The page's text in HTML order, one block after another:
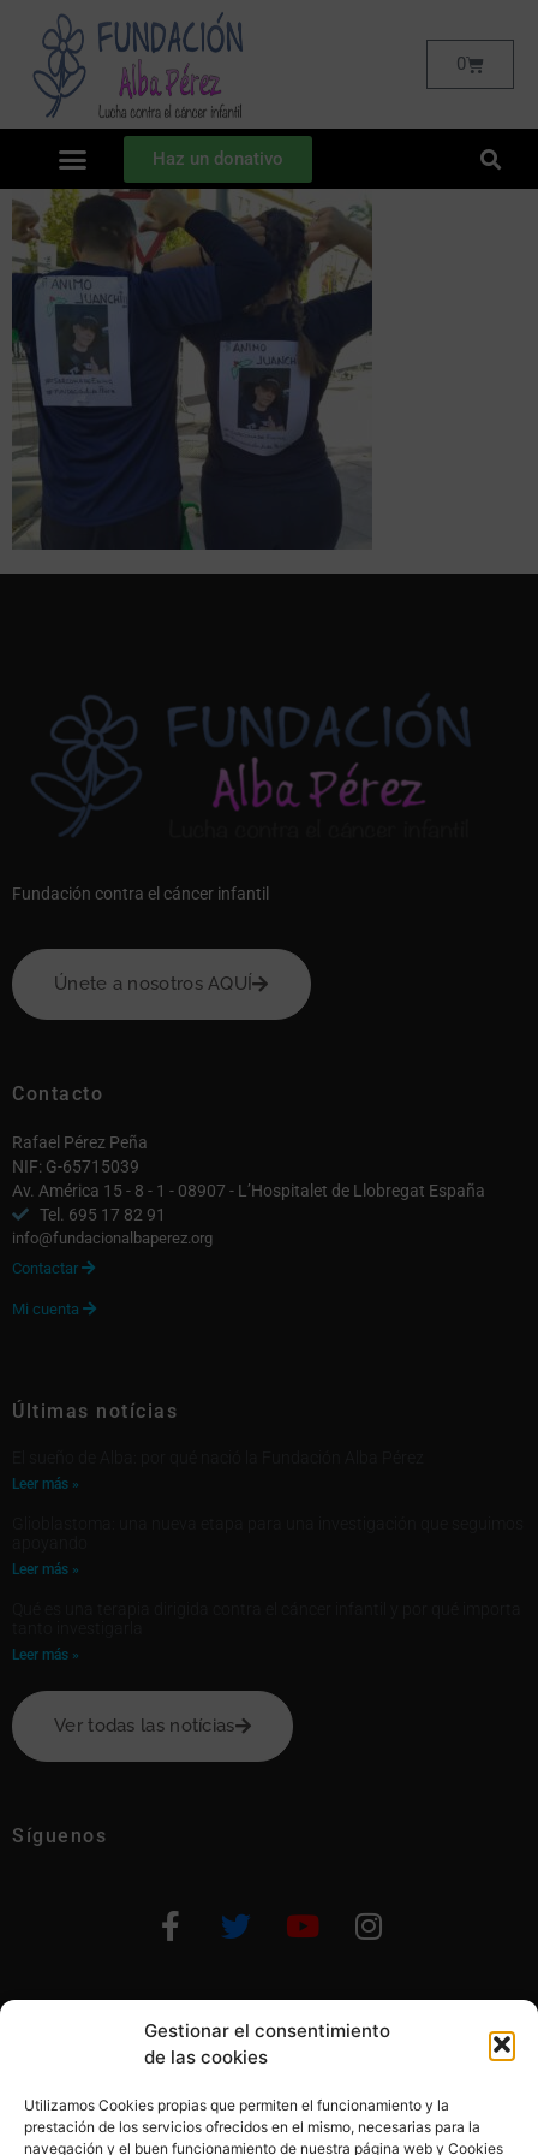
Gestionar el consentimiento
de las cookies
Utilizamos Cookies propias que permiten el funcionamiento y la
prestación de los servicios ofrecidos en el mismo, necesarias para la
navegación y el buen funcionamiento de nuestra página web y Cookies
0
Haz un donativo
Fundación contra el cáncer infantil
Únete a nosotros AQUÍ
Contacto
Rafael Pérez Peña
NIF: G-65715039
Av. América 15 - 8 - 1 - 08907 - L’Hospitalet de Llobregat España
Tel. 695 17 82 91
info@fundacionalbaperez.org
Contactar 
Mi cuenta 
Últimas notícias
Leer más »
Leer más »
Leer más »
Ver todas las notícias
Síguenos
Otras formas de ayudar